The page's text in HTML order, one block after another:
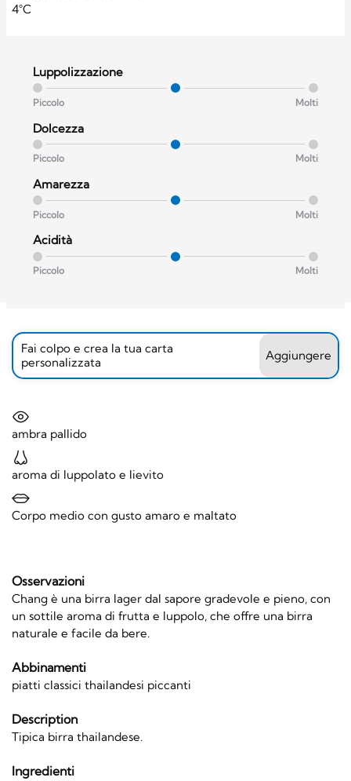
4°C
Luppolizzazione
Piccolo Molti
Dolcezza
Piccolo Molti
Amarezza
Piccolo Molti
Acidità
Piccolo Molti
Fai colpo e crea la tua carta
personalizzata
Aggiungere
ambra pallido
aroma di luppolato e lievito
Corpo medio con gusto amaro e maltato
Osservazioni
Chang è una birra lager dal sapore gradevole e pieno, con
un sottile aroma di frutta e luppolo, che offre una birra
naturale e facile da bere.
Abbinamenti
piatti classici thailandesi piccanti
Description
Tipica birra thailandese.
Ingredienti